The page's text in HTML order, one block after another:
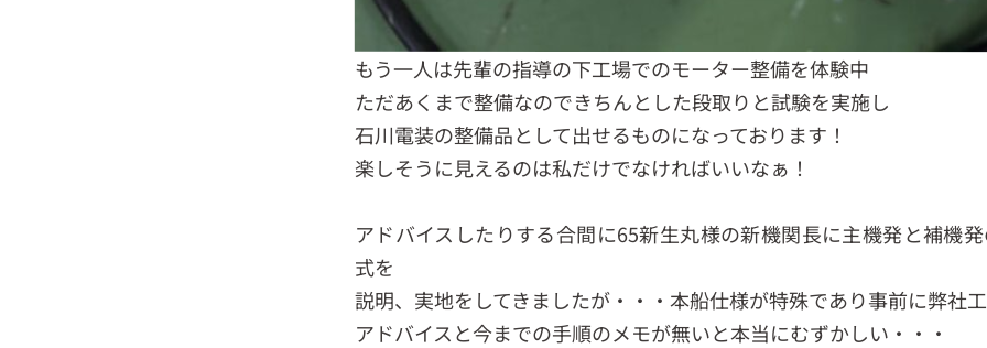
もう一人は先輩の指導の下工場でのモーター整備を体験中
ただあくまで整備なのできちんとした段取りと試験を実施し
石川電装の整備品として出せるものになっております！
楽しそうに見えるのは私だけでなければいいなぁ！
アドバイスしたりする合間に65新生丸様の新機関長に主機発と補機
式を
説明、実地をしてきましたが・・・本船仕様が特殊であり事前に弊社
アドバイスと今までの手順のメモが無いと本当にむずかしい・・・